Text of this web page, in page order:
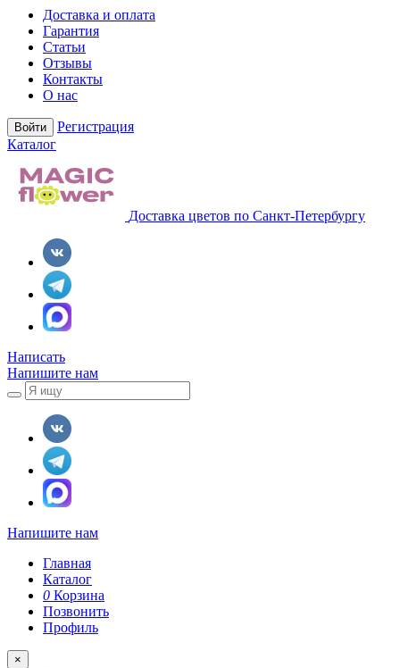
Доставка и оплата
Гарантия
Статьи
Отзывы
Контакты
О нас
Войти
Регистрация
Каталог
Доставка цветов по Санкт-Петербургу
Написать
Напишите нам
Напишите нам
Главная
Каталог
0 Корзина
Позвонить
Профиль
×